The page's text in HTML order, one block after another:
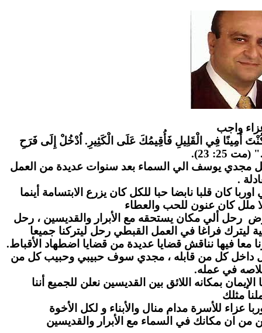
واجب
أَمِينًا فِي الْقَلِيلِ فَأُقِيمُكَ عَلَى الْكَثِيرِ. اُدْخُلْ إِلَى فَرَحِ
25: 23).
مجدي يوسف الي السماء بعد سنوات عديدة من العمل
.
كان قلبا نابضا حبا للكل كان يزرع الابتسامة أينما
ملل كان عنون للحب والعطاء
رحل ألي مكان يستحقه مع الأبرار والقديسين ، رحل
ليترك فراغا في العمل القبطي رحل ليتركنا جميعا
فيها نناقش قضايا عديدة من قضايا اضطهاد الأقباط.
داخل كل من قابله ، مجدي سوف حبيبي وحبيب كل من
في عمله.
بمكانه اللائق بين القديسين نعلن للجميع أننا
مثلك
عزاء للأسرة مدام منال والأبناء و لكل الأخوة
من ان مكانك في السماء مع الأبرار والقديسين